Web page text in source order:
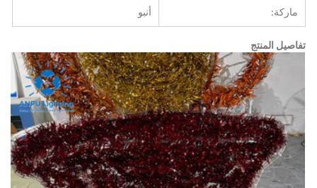
ماركة: أنبو
تفاصيل المنتج